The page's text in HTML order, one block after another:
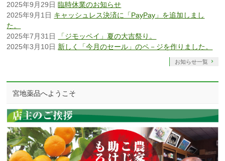
2025年9月29日 臨時休業のお知らせ
2025年9月1日 キャッシュレス決済に「PayPay」を追加しまし
た。
2025年7月31日
「ジモッペイ」夏の大吉祭り。
2025年3月10日 新しく「今月のセール」のペ－ジを作りました。
お知らせ一覧
宮地薬品へようこそ